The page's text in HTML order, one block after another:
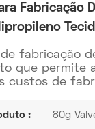
Fabricação
fabricação
que permite
custos de
: 80g